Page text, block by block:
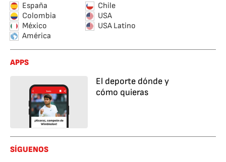
España
Chile
Colombia
USA
México
USA Latino
América
APPS
El deporte dónde y
cómo quieras
SÍGUENOS